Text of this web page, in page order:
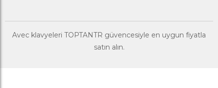
Avec klavyeleri TOPTANTR güvencesiyle en uygun fiyatla
satın alın.